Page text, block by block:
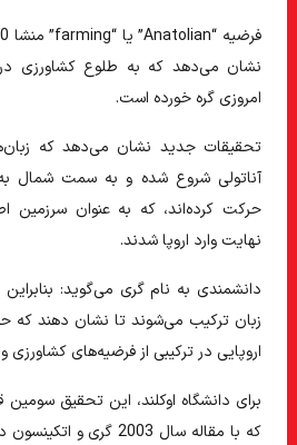
نشان می‌دهد که به طلوع کشاورزی در
امروزی گره خورده است.
تحقیقات جدید نشان می‌دهد که
حرکت کرده‌اند، که به عنوان سرزمین
نهایت وارد اروپا شدند.
اروپایی در ترکیبی از فرضیه‌های کشاورزی